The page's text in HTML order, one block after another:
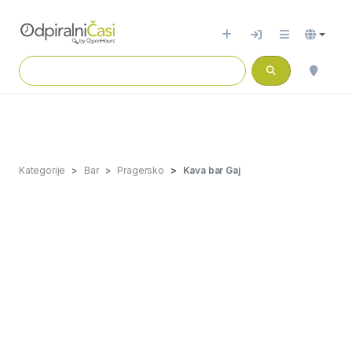
Kategorije Bar Pragersko Kava bar Gaj